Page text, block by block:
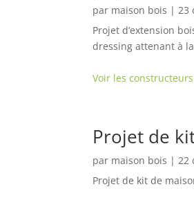
par maison bois |23
Projet d’extension
dressing attenant à
Voir les
Projet de
par maison bois |22
Projet de kit de